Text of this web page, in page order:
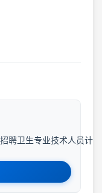
聘卫生专业技术人员计